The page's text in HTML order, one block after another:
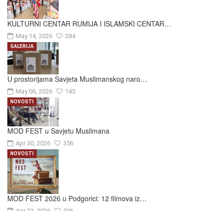
KULTURNI CENTAR RUMIJA I ISLAMSKI CENTAR…
May 14, 2026 284
U prostorijama Savjeta Muslimanskog naro…
May 06, 2026 145
GALERIJA
MOD FEST u Savjetu Muslimana
Apr 30, 2026 356
NOVOSTI
MOD FEST 2026 u Podgorici: 12 filmova iz…
NOVOSTI